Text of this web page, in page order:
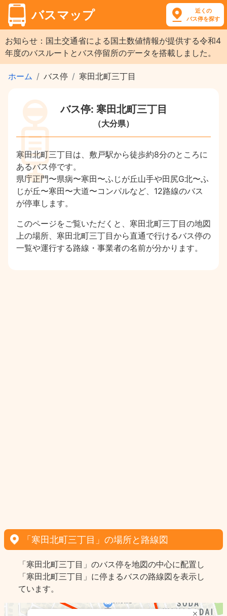
バスマップ
近くの
バス停を探す
お知らせ：国土交通省による国土数値情報が提供する令和4
年度のバスルートとバス停留所のデータを搭載しました。
ホーム バス停 寒田北町三丁目
バス停: 寒田北町三丁目
（大分県）
寒田北町三丁目は、敷戸駅から徒歩約8分のところに
あるバス停です。
県庁正門〜県病〜寒田〜ふじが丘山手や田尻G北〜ふ
じが丘〜寒田〜大道〜コンパルなど、12路線のバス
が停車します。
このページをご覧いただくと、寒田北町三丁目の地図
上の場所、寒田北町三丁目から直通で行けるバス停の
一覧や運行する路線・事業者の名前が分かります。
「寒田北町三丁目」の場所と路線図
「寒田北町三丁目」のバス停を地図の中心に配置し
「寒田北町三丁目」に停まるバスの路線図を表示し
ています。